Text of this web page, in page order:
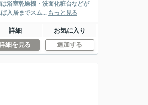
浴室乾燥機・洗面化粧台などが
入居までスム... もっと見る
詳細
お気に入り
細を見る 追加する